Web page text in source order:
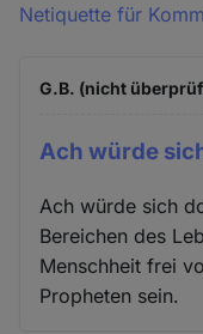
Netiquette für
G.B. (nicht
Ach würde
Ach würde sich
Bereichen des
Menschheit frei
Propheten sein.